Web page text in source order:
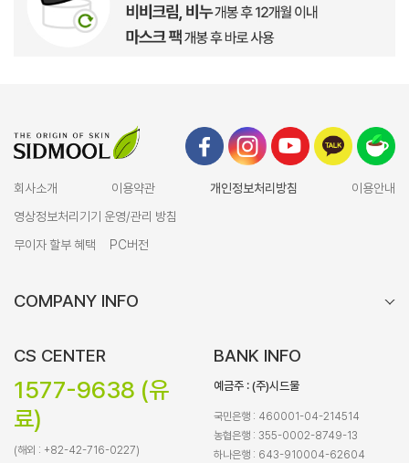
회사소개 이용약관 개인정보처리방침
이용안내
영상정보처리기기 운영/관리 방침
무이자 할부 혜택
PC버전
COMPANY INFO
CS CENTER
1577-9638 (유
료)
(해외 : +82-42-716-0227)
BANK INFO
예금주 : (주)시드물
국민은행 : 460001-04-214514
농협은행 : 355-0002-8749-13
하나은행 : 643-910004-62604